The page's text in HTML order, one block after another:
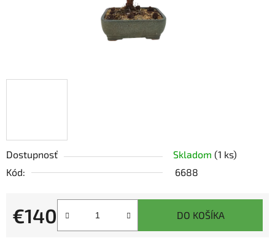
Dostupnosť Skladom (1 ks)
Kód:
6688
€140
Jednotková cena:
DO KOŠÍKA